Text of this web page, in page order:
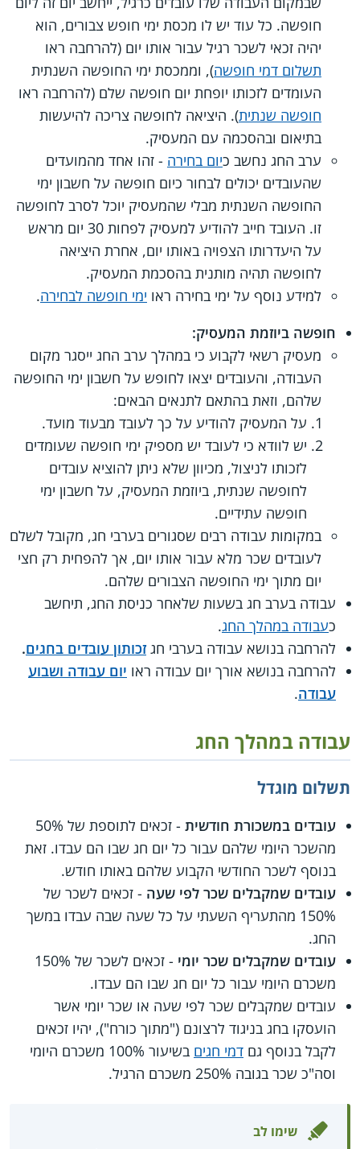
חופשה. כל עוד יש לו מכסת ימי חופש צבורים, הוא
יהיה זכאי לשכר רגיל עבור אותו יום (להרחבה ראו
תשלום דמי חופשה), וממכסת ימי החופשה השנתית
העומדים לזכותו יופחת יום חופשה שלם (להרחבה ראו
חופשה שנתית). היציאה לחופשה צריכה להיעשות
בתיאום ובהסכמה עם המעסיק.
ערב החג נחשב כיום בחירה - זהו אחד מהמועדים
שהעובדים יכולים לבחור כיום חופשה על חשבון ימי
החופשה השנתית מבלי שהמעסיק יוכל לסרב לחופשה
זו. העובד חייב להודיע למעסיק לפחות 30 יום מראש
על היעדרותו הצפויה באותו יום, אחרת היציאה
לחופשה תהיה מותנית בהסכמת המעסיק.
למידע נוסף על ימי בחירה ראו ימי חופשה לבחירה.
חופשה ביוזמת המעסיק:
מעסיק רשאי לקבוע כי במהלך ערב החג ייסגר מקום
העבודה, והעובדים יצאו לחופש על חשבון ימי החופשה
שלהם, וזאת בהתאם לתנאים הבאים:
על המעסיק להודיע על כך לעובד מבעוד מועד.
יש לוודא כי לעובד יש מספיק ימי חופשה שעומדים
לזכותו לניצול, מכיוון שלא ניתן להוציא עובדים
לחופשה שנתית, ביוזמת המעסיק, על חשבון ימי
חופשה עתידיים.
במקומות עבודה רבים שסגורים בערבי חג, מקובל לשלם
לעובדים שכר מלא עבור אותו יום, אך להפחית רק חצי
יום מתוך ימי החופשה הצבורים שלהם.
עבודה בערב חג בשעות שלאחר כניסת החג, תיחשב
כעבודה במהלך החג.
להרחבה בנושא עבודה בערבי חגזכותון עובדים בחגים.
להרחבה בנושא אורך יום עבודה ראו יום עבודה ושבוע
עבודה.
עבודה במהלך החג
תשלום מוגדל
עובדים במשכורת חודשית
- זכאים לתוספת של 50%
מהשכר היומי שלהם עבור כל יום חג שבו הם עבדו. זאת
בנוסף לשכר החודשי הקבוע שלהם באותו חודש.
עובדים שמקבלים שכר לפי שעה - זכאים לשכר של
150% מהתעריף השעתי על כל שעה שבה עבדו במשך
החג.
עובדים שמקבלים שכר יומי
- זכאים לשכר של 150%
משכרם היומי עבור כל יום חג שבו הם עבדו.
עובדים שמקבלים שכר לפי שעה או שכר יומי אשר
הועסקו בחג בניגוד לרצונם ("מתוך כורח"), יהיו זכאים
לקבל בנוסף גם דמי חגים
בשיעור 100% משכרם היומי
וסה"כ שכר בגובה 250% משכרם הרגיל.
שימו לב